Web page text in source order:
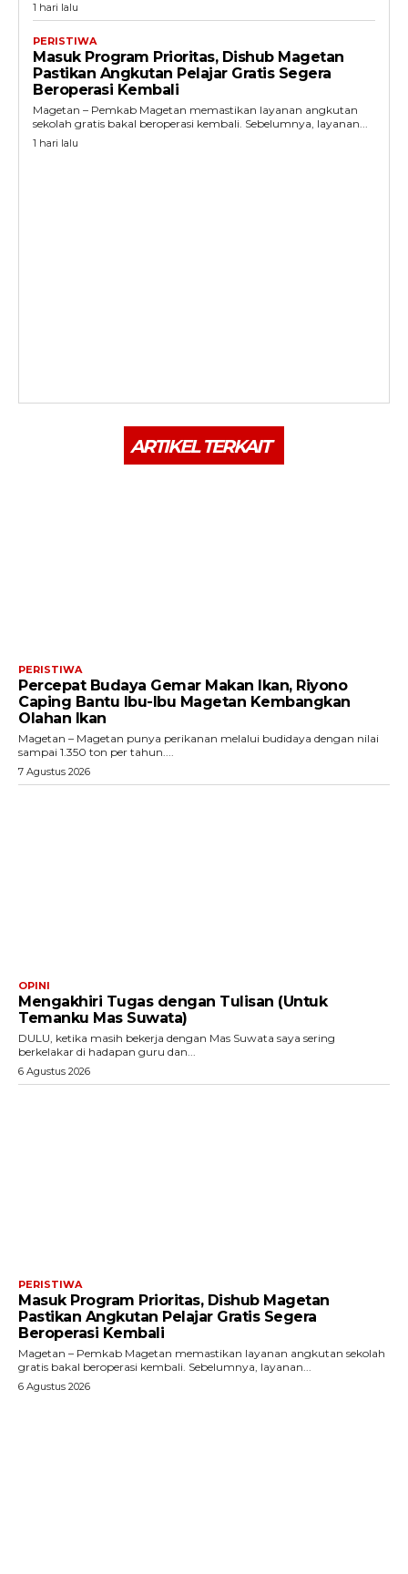
1 hari lalu
PERISTIWA
Masuk Program Prioritas, Dishub Magetan
Pastikan Angkutan Pelajar Gratis Segera
Beroperasi Kembali
Magetan – Pemkab Magetan memastikan layanan angkutan
sekolah gratis bakal beroperasi kembali. Sebelumnya, layanan...
1 hari lalu
ARTIKEL TERKAIT
PERISTIWA
Percepat Budaya Gemar Makan Ikan, Riyono
Caping Bantu Ibu-Ibu Magetan Kembangkan
Olahan Ikan
Magetan – Magetan punya perikanan melalui budidaya dengan nilai
sampai 1.350 ton per tahun....
7 Agustus 2026
OPINI
Mengakhiri Tugas dengan Tulisan (Untuk
Temanku Mas Suwata)
DULU, ketika masih bekerja dengan Mas Suwata saya sering
berkelakar di hadapan guru dan...
6 Agustus 2026
PERISTIWA
Masuk Program Prioritas, Dishub Magetan
Pastikan Angkutan Pelajar Gratis Segera
Beroperasi Kembali
Magetan – Pemkab Magetan memastikan layanan angkutan sekolah
gratis bakal beroperasi kembali. Sebelumnya, layanan...
6 Agustus 2026